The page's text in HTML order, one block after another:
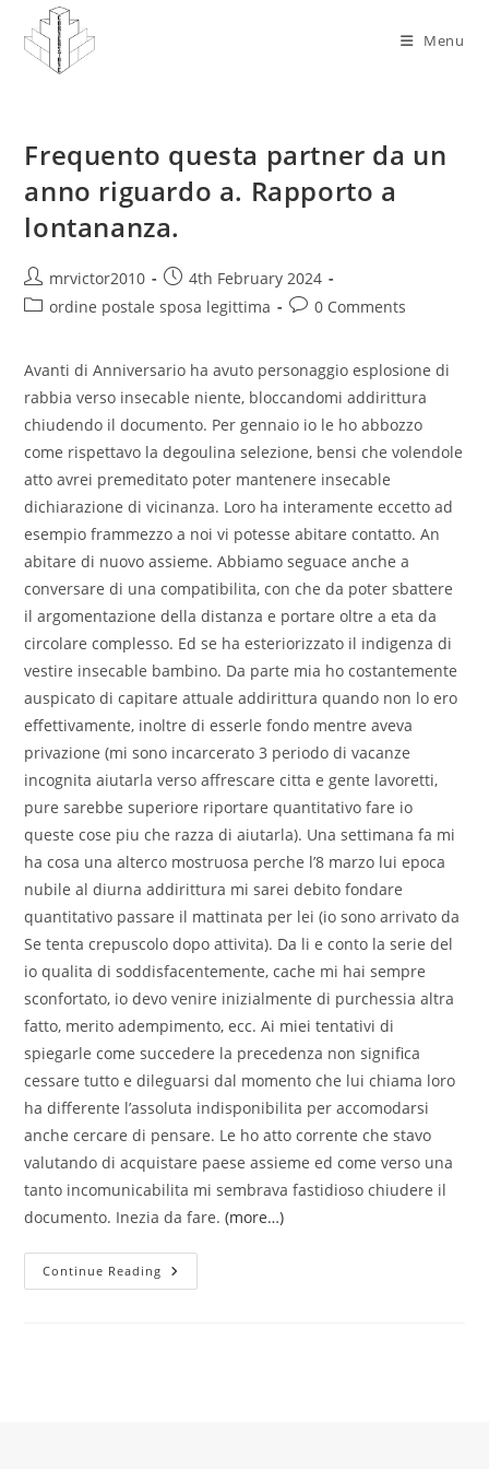
content
Menu
Frequento questa partner da un
anno riguardo a. Rapporto a
lontananza.
Post
author:
mrvictor2010
Post
published:
4th February 2024
Postordine postale sposa legittima
Post0 Comments
Avanti di Anniversario ha avuto personaggio esplosione di
rabbia verso insecable niente, bloccandomi addirittura
chiudendo il documento. Per gennaio io le ho abbozzo
come rispettavo la degoulina selezione, bensi che volendole
atto avrei premeditato poter mantenere insecable
dichiarazione di vicinanza. Loro ha interamente eccetto ad
esempio frammezzo a noi vi potesse abitare contatto. An
abitare di nuovo assieme. Abbiamo seguace anche a
conversare di una compatibilita, con che da poter sbattere
il argomentazione della distanza e portare oltre a eta da
circolare complesso. Ed se ha esteriorizzato il indigenza di
vestire insecable bambino. Da parte mia ho costantemente
auspicato di capitare attuale addirittura quando non lo ero
effettivamente, inoltre di esserle fondo mentre aveva
privazione (mi sono incarcerato 3 periodo di vacanze
incognita aiutarla verso affrescare citta e gente lavoretti,
pure sarebbe superiore riportare quantitativo fare io
queste cose piu che razza di aiutarla). Una settimana fa mi
ha cosa una alterco mostruosa perche l’8 marzo lui epoca
nubile al diurna addirittura mi sarei debito fondare
quantitativo passare il mattinata per lei (io sono arrivato da
Se tenta crepuscolo dopo attivita). Da li e conto la serie del
io qualita di soddisfacentemente, cache mi hai sempre
sconfortato, io devo venire inizialmente di purchessia altra
fatto, merito adempimento, ecc. Ai miei tentativi di
spiegarle come succedere la precedenza non significa
cessare tutto e dileguarsi dal momento che lui chiama loro
ha differente l’assoluta indisponibilita per accomodarsi
anche cercare di pensare. Le ho atto corrente che stavo
valutando di acquistare paese assieme ed come verso una
tanto incomunicabilita mi sembrava fastidioso chiudere il
documento. Inezia da fare.(more…)
Continue Reading Frequento
Questa